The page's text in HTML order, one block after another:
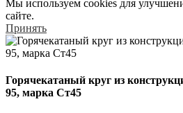
Мы используем cookies для
сайте.
Принять
Горячекатаный круг из
95, марка Ст45